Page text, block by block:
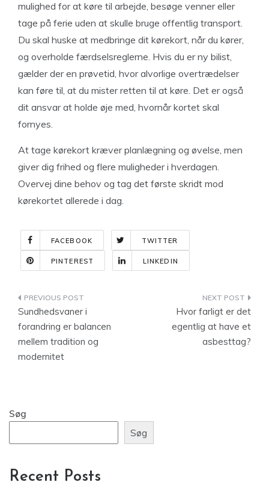
mulighed for at køre til arbejde, besøge venner eller
tage på ferie uden at skulle bruge offentlig transport.
Du skal huske at medbringe dit kørekort, når du kører,
og overholde færdselsreglerne. Hvis du er ny bilist,
gælder der en prøvetid, hvor alvorlige overtrædelser
kan føre til, at du mister retten til at køre. Det er også
dit ansvar at holde øje med, hvornår kortet skal
fornyes.
At tage kørekort kræver planlægning og øvelse, men
giver dig frihed og flere muligheder i hverdagen.
Overvej dine behov og tag det første skridt mod
kørekortet allerede i dag.
FACEBOOK TWITTER
PINTEREST LINKEDIN
Indlægsnavigation
Sundhedsvaner i
forandring er balancen
mellem tradition og
modernitet
Hvor farligt er det
egentlig at have et
asbesttag?
Søg
Søg
Recent Posts